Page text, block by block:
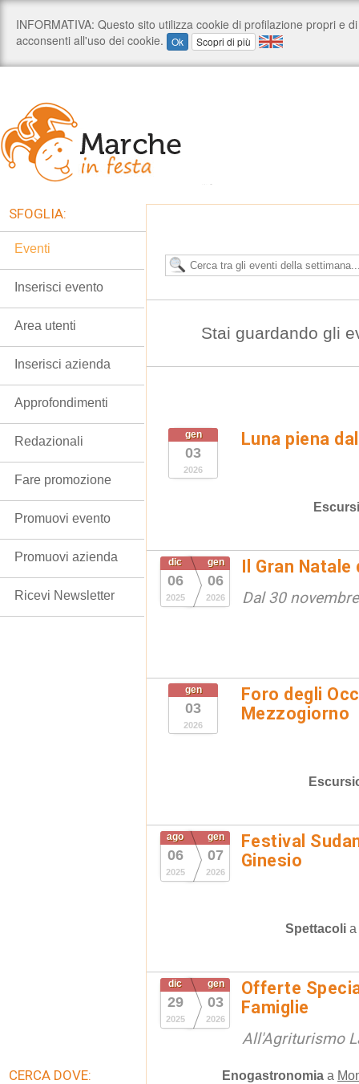
Stai guardando gli
gen
03
2026
Luna piena
dic
06
2025
gen
06
2026
Il Gran
Dal 30
gen
03
2026
Foro degli
Mezzogiorno
ago
06
2025
gen
07
2026
Festival
Ginesio
Spettacoli a
dic
29
2025
gen
03
2026
Offerte
Famiglie
All'Agriturismo
Enogastronomia a
SFOGLIA:
Eventi
Inserisci evento
Area utenti
Inserisci azienda
Approfondimenti
Redazionali
Fare promozione
Promuovi evento
Promuovi azienda
Ricevi Newsletter
CERCA DOVE: